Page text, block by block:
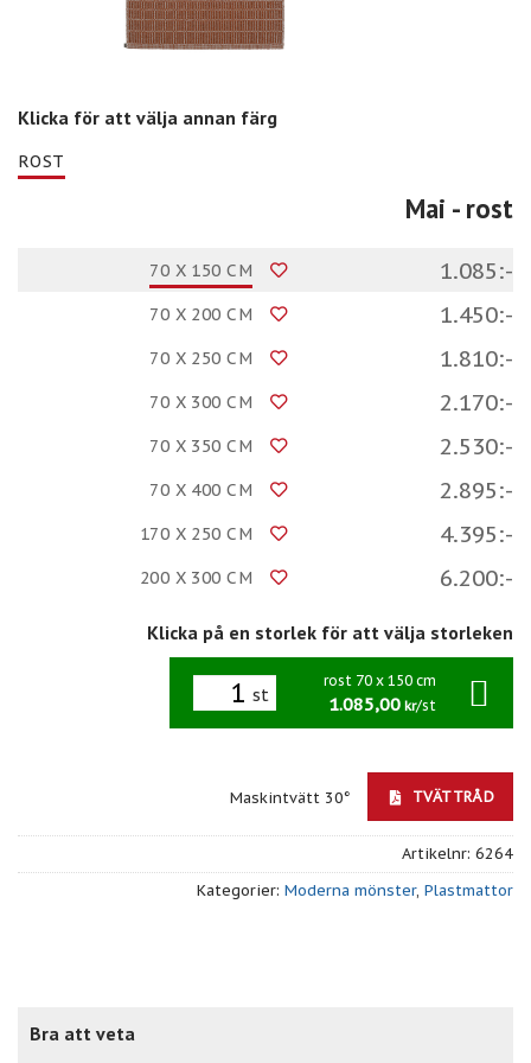
Klicka för att välja annan färg
ROST
Mai - rost
70 X 150 CM 1.085:-
70 X 200 CM 1.450:-
70 X 250 CM 1.810:-
70 X 300 CM 2.170:-
70 X 350 CM 2.530:-
70 X 400 CM 2.895:-
170 X 250 CM 4.395:-
200 X 300 CM 6.200:-
Klicka på en storlek för att välja storleken
st
rost 70 x 150 cm
1.085,00 kr/st
Maskintvätt 30° TVÄTTRÅD
Artikelnr: 6264
Kategorier: Moderna mönster, Plastmattor
Bra att veta